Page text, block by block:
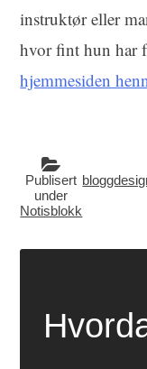
instruktør eller
hvor fint hun har
hjemmesiden
Publisert
under
Notisblokk